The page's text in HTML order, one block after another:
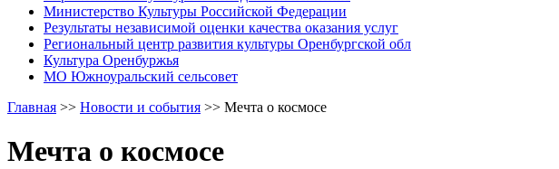
Министерство Культуры Российской Федерации
Результаты независимой оценки качества оказания услуг
Региональный центр развития культуры Оренбургской обл
Культура Оренбуржья
МО Южноуральский сельсовет
Главная >> Новости и события >> Мечта о космосе
Мечта о космосе